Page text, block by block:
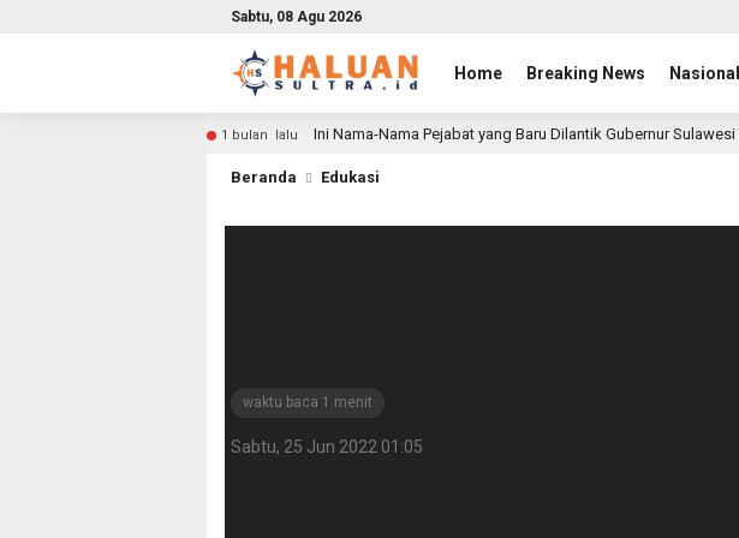
Sabtu, 08 Agu 2026
Home Breaking News Nasional
1 bulan lalu Ini Nama-Nama Pejabat yang Baru Dilantik Gubernur Sulawesi
Beranda Edukasi
waktu baca 1 menit
Sabtu, 25 Jun 2022 01:05